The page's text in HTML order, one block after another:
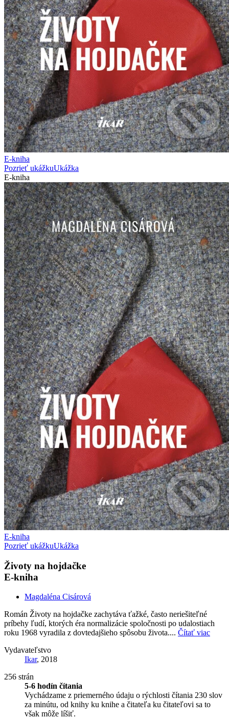
E-kniha
Pozrieť ukážkuUkážka
E-kniha
E-kniha
Pozrieť ukážkuUkážka
Životy na hojdačke
E-kniha
Magdaléna Cisárová
Román Životy na hojdačke zachytáva ťažké, často neriešiteľné
príbehy ľudí, ktorých éra normalizácie spoločnosti po udalostiach
roku 1968 vyradila z dovtedajšieho spôsobu života.... Čítať viac
Vydavateľstvo
Ikar, 2018
256 strán
5-6 hodín čítania
Vychádzame z priemerného údaju o rýchlosti čítania 230 slov
za minútu, od knihy ku knihe a čitateľa ku čitateľovi sa to
však môže líšiť.